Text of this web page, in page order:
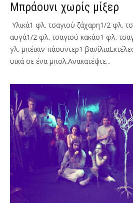
Mπράουνι χωρίς μίξερ
Υλικά1 φλ. τσαγιού ζάχαρη1/2 φλ.
αυγά1/2 φλ. τσαγιού κακάο1 φλ.
γλ. μπέικιν πάουντερ1
υικά σε ένα μπολ.Ανακατέψτε...